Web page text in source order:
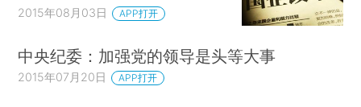
2015年08月03日 APP打开
中央纪委：加强党的领导是头等大事
2015年07月20日 APP打开